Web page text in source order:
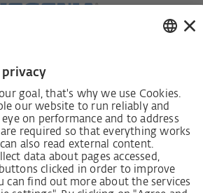
act
the human rights strategy